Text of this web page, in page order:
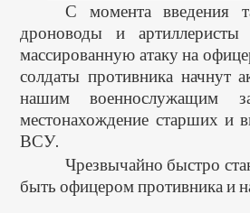
С момента введения
дроноводы и
массированную атаку на
солдаты противника начнут
нашим военнослужащим
местонахождение старших и
ВСУ.
Чрезвычайно быстро
быть офицером противника и